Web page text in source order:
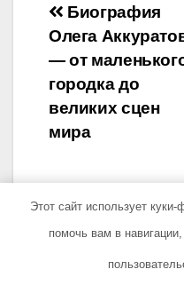
Навигация
по
записям
Биография
Олега
— от
городка до
великих сцен
мира
От
Этот сайт использует
помочь вам в